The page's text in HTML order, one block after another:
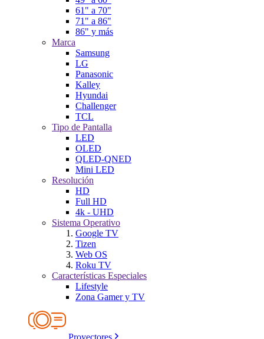
61" a 70"
71" a 86"
86" y más
Marca
Samsung
LG
Panasonic
Kalley
Hyundai
Challenger
TCL
Tipo de Pantalla
LED
OLED
QLED-QNED
Mini LED
Resolución
HD
Full HD
4k - UHD
Sistema Operativo
Google TV
Tizen
Web OS
Roku TV
Características Especiales
Lifestyle
Zona Gamer y TV
Proyectores